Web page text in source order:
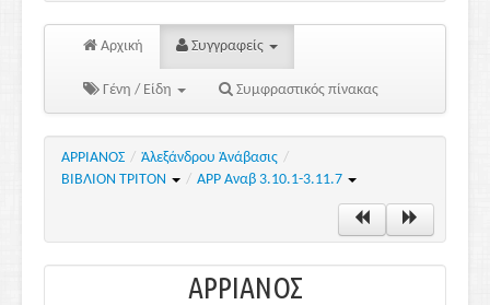
Αρχική Συγγραφείς
Γένη / Είδη Συμφραστικός πίνακας
ΑΡΡΙΑΝΟΣ / Ἀλεξάνδρου Ἀνάβασις /
ΒΙΒΛΙΟΝ ΤΡΙΤΟΝ
/ ΑΡΡ Αναβ 3.10.1-3.11.7
ΑΡΡΙΑΝΟΣ